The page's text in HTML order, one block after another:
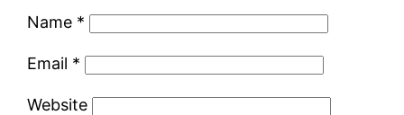
Name *
Email *
Website